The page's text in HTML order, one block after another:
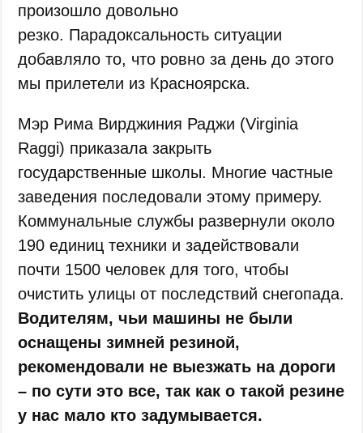
произошло довольно
резко. Парадоксальность ситуации
добавляло то, что ровно за день до этого
мы прилетели из Красноярска.
Мэр Рима Вирджиния Раджи (Virginia
Raggi) приказала закрыть
государственные школы. Многие частные
заведения последовали этому примеру.
Коммунальные службы развернули около
190 единиц техники и задействовали
почти 1500 человек для того, чтобы
очистить улицы от последствий снегопада.
Водителям, чьи машины не были
оснащены зимней резиной,
рекомендовали не выезжать на дороги
– по сути это все, так как о такой резине
у нас мало кто задумывается.